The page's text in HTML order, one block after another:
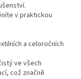
v praktickou
a celoročních
ve všech
což značně